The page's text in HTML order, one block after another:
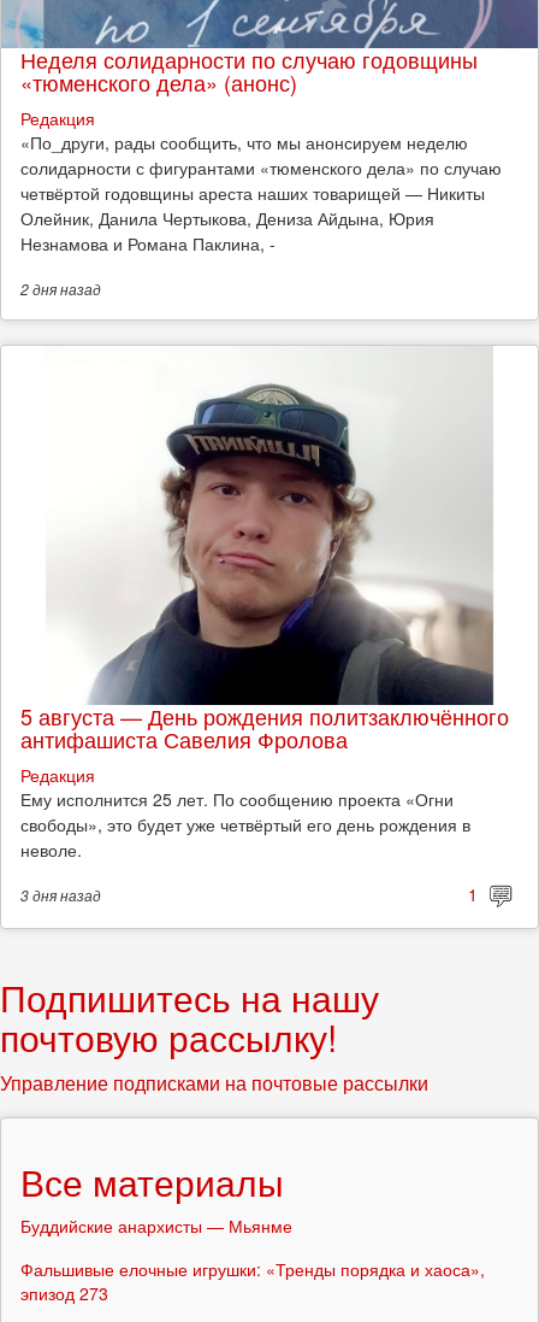
Неделя солидарности по случаю годовщины
«тюменского дела» (анонс)
Редакция
​«По_други, рады сообщить, что мы анонсируем неделю
солидарности с фигурантами «тюменского дела» по случаю
четвёртой годовщины ареста наших товарищей — Никиты
Олейник, Данила Чертыкова, Дениза Айдына, Юрия
Незнамова и Романа Паклина, -
2 дняназад
5 августа — День рождения политзаключённого
антифашиста Савелия Фролова
Редакция
Ему исполнится 25 лет. По сообщению проекта «Огни
свободы», это будет уже четвёртый его день рождения в
неволе.
3 дняназад 1
Подпишитесь на нашу
почтовую рассылку!
Управление подписками на почтовые рассылки
Все материалы
Буддийские анархисты — Мьянме
Фальшивые елочные игрушки: «Тренды порядка и хаоса»,
эпизод 273